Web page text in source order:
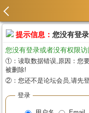
提示信息： 您没有登
您没有登录或者没有权限
①：读取数据错误,原因：您
被删除!
②：您还不是论坛会员,请先
登录